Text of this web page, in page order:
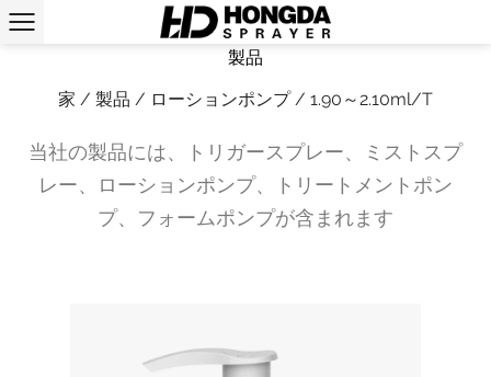
製品
家 / 製品 / ローションポンプ/ 1.90～2.10ml/T
当社の製品には、トリガースプレー、ミストスプ
レー、ローションポンプ、トリートメントポン
プ、フォームポンプが含まれます